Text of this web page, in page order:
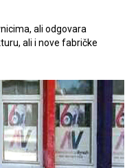
ali odgovara
ali i nove fabričke